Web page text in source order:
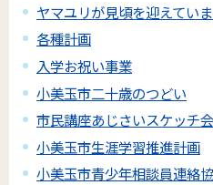
ヤマユリが見頃を迎えてい
各種計画
入学お祝い事業
小美玉市二十歳のつどい
市民講座あじさいスケッチ
小美玉市生涯学習推進計画
小美玉市青少年相談員連絡